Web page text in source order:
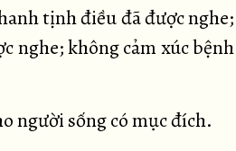
tịnh điều đã được nghe;
nghe; không cảm xúc bệnh
người sống có mục đích.